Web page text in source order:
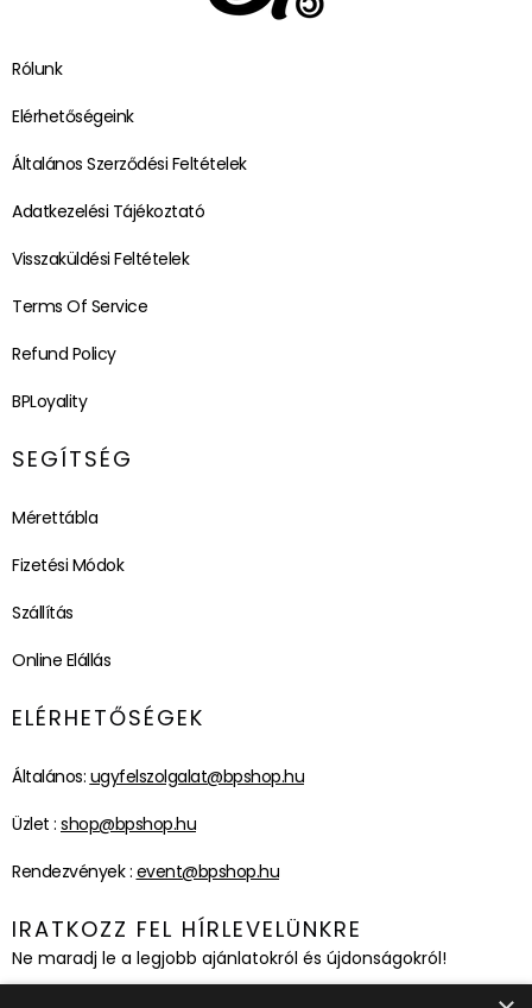
Rólunk
Elérhetőségeink
Általános Szerződési Feltételek
Adatkezelési Tájékoztató
Visszaküldési Feltételek
Terms Of Service
Refund Policy
BPLoyality
SEGÍTSÉG
Mérettábla
Fizetési Módok
Szállítás
Online Elállás
ELÉRHETŐSÉGEK
Általános: ugyfelszolgalat@bpshop.hu
Üzlet : shop@bpshop.hu
Rendezvények : event@bpshop.hu
IRATKOZZ FEL HÍRLEVELÜNKRE
Ne maradj le a legjobb ajánlatokról és újdonságokról!